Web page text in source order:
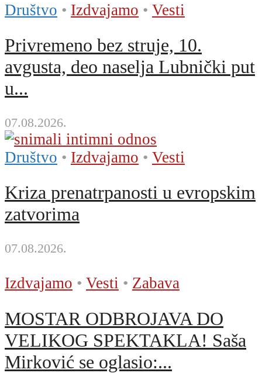
Društvo • Izdvajamo • Vesti
Privremeno bez struje, 10.
avgusta, deo naselja Lubnički put
u...
07.08.2026.
Društvo • Izdvajamo • Vesti
Kriza prenatrpanosti u evropskim
zatvorima
07.08.2026.
Izdvajamo • Vesti • Zabava
MOSTAR ODBROJAVA DO
VELIKOG SPEKTAKLA! Saša
Mirković se oglasio:...